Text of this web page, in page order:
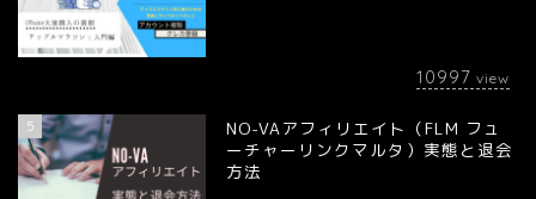
10997 view
5
NO-VAアフィリエイト（FLM フュ
ーチャーリンクマルタ）実態と退会
方法